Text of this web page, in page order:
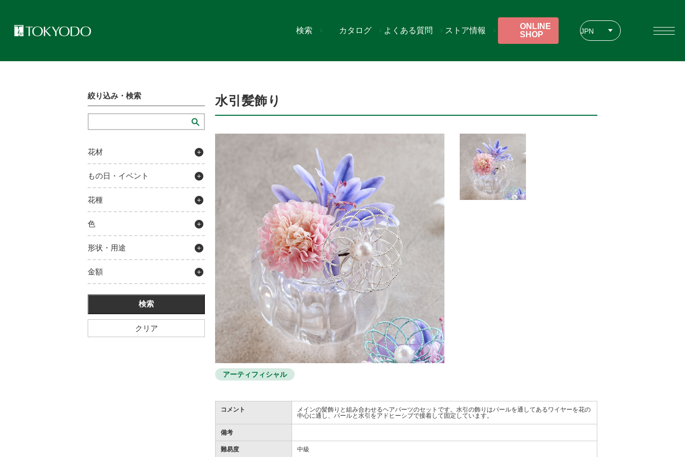
検索 JPN
カタログ よくある質問 ストア情報
ONLINE
SHOP
絞り込み・検索
花材
もの日・イベント
花種
色
形状・用途
金額
クリア
水引髪飾り
アーティフィシャル
コメント
メインの髪飾りと組み合わせるヘアパーツのセットです。水引の飾りはパールを通してあるワイヤーを花の
中心に通し、パールと水引をアドヒーシブで接着して固定しています。
備考
難易度 中級